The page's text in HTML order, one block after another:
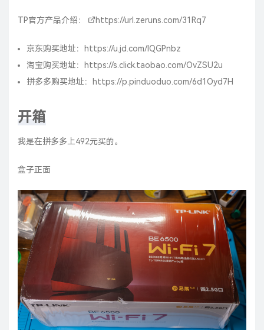
TP官方产品介绍： https://url.zeruns.com/31Rq7
京东购买地址：
https://u.jd.com/lQGPnbz
淘宝购买地址：
https://s.click.taobao.com/OvZSU2u
拼多多购买地址：
https://p.pinduoduo.com/6d1Oyd7H
开箱
我是在拼多多上492元买的。
盒子正面